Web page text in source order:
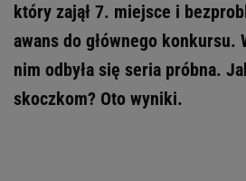
który zajął 7. miejsce i
awans do głównego konkursu.
nim odbyła się seria próbna.
skoczkom? Oto wyniki.